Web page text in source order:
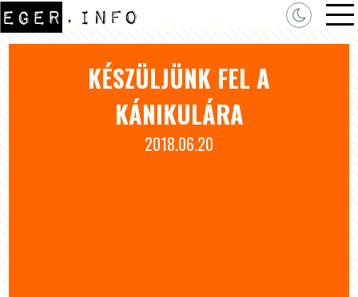
KÉSZÜLJÜNK FEL A
KÁNIKULÁRA
2018.06.20